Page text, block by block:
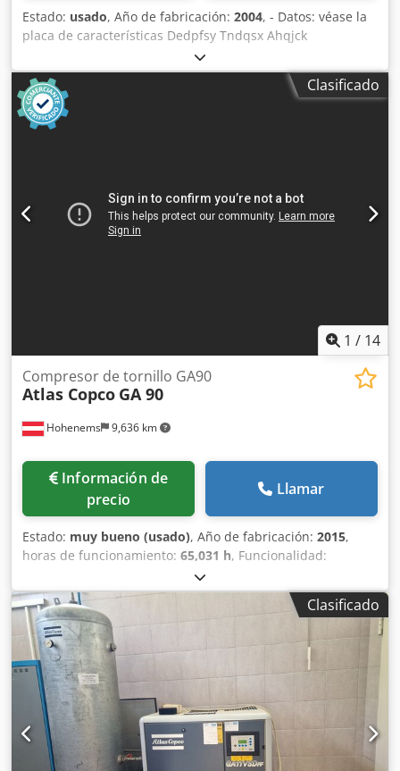
Estado: usado, Año de fabricación: 2004, - Datos: véase la
placa de características Dedpfsy Tndqsx Ahqjck
Clasificado
1 / 14
Hohenems 9,636 km
Compresor de tornillo GA90
Atlas Copco GA 90
Información de
precio
Llamar
Estado: muy bueno (usado), Año de fabricación: 2015,
horas de funcionamiento: 65,031 h, Funcionalidad:
, Compresor de tornillo Atlas Copco
GA90 Dedpfxoy A Nwks Ahqjck 90 kW 7,5 bar 16,87 m3/min
Año de fabricación: 2015 Horas de funcionamiento: 65.031
Clasificado